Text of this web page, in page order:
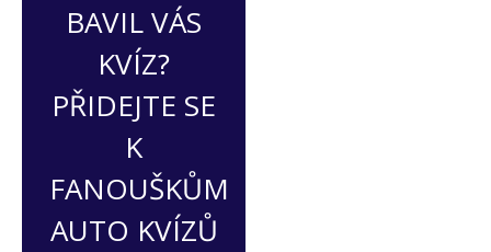
BAVIL VÁS
KVÍZ?
PŘIDEJTE SE
K
FANOUŠKŮM
AUTO KVÍZŮ